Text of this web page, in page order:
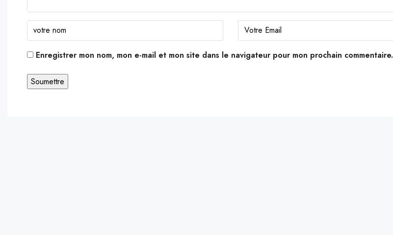
Enregistrer mon nom, mon e-mail et mon site dans le navigateur pour mon prochain commentaire.